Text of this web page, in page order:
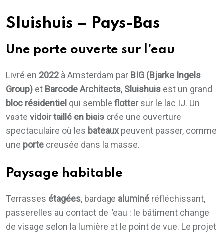
Sluishuis – Pays-Bas
Une porte ouverte sur l’eau
Livré en 2022 à Amsterdam par BIG (Bjarke Ingels
Group) et Barcode Architects, Sluishuis est un grand
bloc résidentiel qui semble flottersur le lac IJ. Un
vaste vidoir taillé en biais crée une ouverture
spectaculaire où les bateauxpeuvent passer, comme
une porte creusée dans la masse.
Paysage habitable
Terrasses étagées, bardage aluminé réfléchissant,
passerelles au contact de l’eau : le bâtiment change
de visage selon la lumière et le point de vue. Le projet